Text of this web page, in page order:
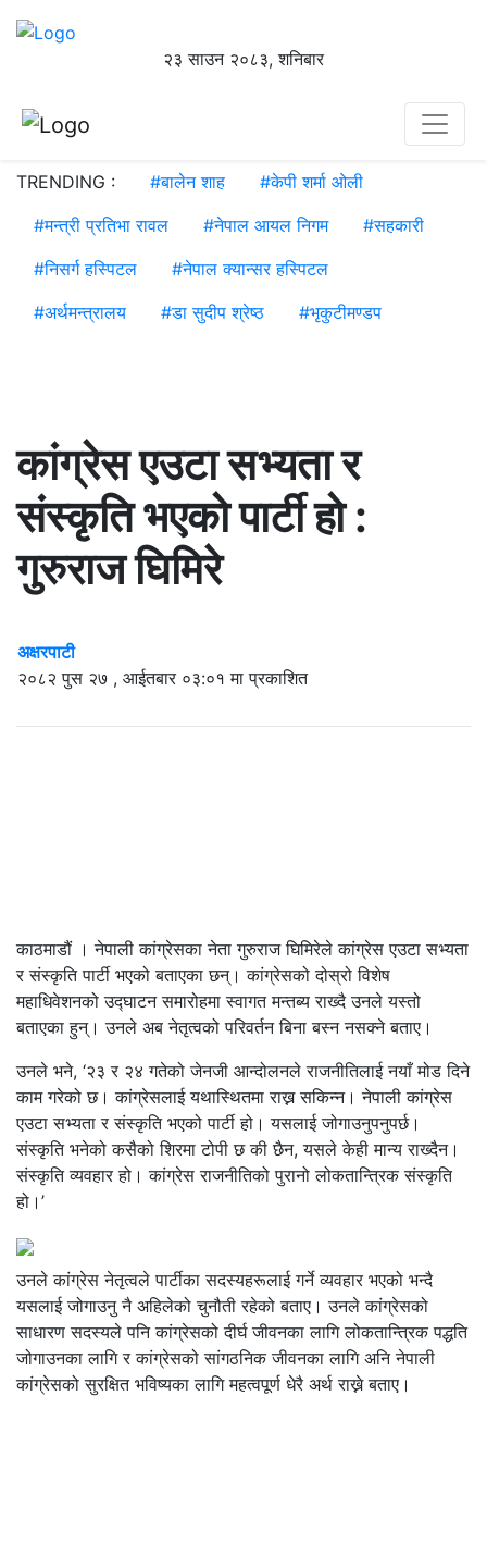
२३ साउन २०८३, शनिबार
TRENDING : #बालेन शाह #केपी शर्मा ओली
#मन्त्री प्रतिभा रावल #नेपाल आयल निगम #सहकारी
#निसर्ग हस्पिटल #नेपाल क्यान्सर हस्पिटल
#अर्थमन्त्रालय #डा सुदीप श्रेष्ठ #भृकुटीमण्डप
कांग्रेस एउटा सभ्यता र
संस्कृति भएको पार्टी हो :
गुरुराज घिमिरे
अक्षरपाटी
२०८२ पुस २७ , आईतबार ०३:०१ मा प्रकाशित
काठमाडौं । नेपाली कांग्रेसका नेता गुरुराज घिमिरेले कांग्रेस एउटा सभ्यता
र संस्कृति पार्टी भएको बताएका छन्। कांग्रेसको दोस्रो विशेष
महाधिवेशनको उद्घाटन समारोहमा स्वागत मन्तब्य राख्दै उनले यस्तो
बताएका हुन्। उनले अब नेतृत्वको परिवर्तन बिना बस्न नसक्ने बताए।
उनले भने, ‘२३ र २४ गतेको जेनजी आन्दोलनले राजनीतिलाई नयाँ मोड दिने
काम गरेको छ। कांग्रेसलाई यथास्थितमा राख्न सकिन्न। नेपाली कांग्रेस
एउटा सभ्यता र संस्कृति भएको पार्टी हो। यसलाई जोगाउनुपनुपर्छ।
संस्कृति भनेको कसैको शिरमा टोपी छ की छैन, यसले केही मान्य राख्दैन।
संस्कृति व्यवहार हो। कांग्रेस राजनीतिको पुरानो लोकतान्त्रिक संस्कृति
हो।’
उनले कांग्रेस नेतृत्वले पार्टीका सदस्यहरूलाई गर्ने व्यवहार भएको भन्दै
यसलाई जोगाउनु नै अहिलेको चुनौती रहेको बताए। उनले कांग्रेसको
साधारण सदस्यले पनि कांग्रेसको दीर्घ जीवनका लागि लोकतान्त्रिक पद्धति
जोगाउनका लागि र कांग्रेसको सांगठनिक जीवनका लागि अनि नेपाली
कांग्रेसको सुरक्षित भविष्यका लागि महत्वपूर्ण धेरै अर्थ राख्ने बताए।